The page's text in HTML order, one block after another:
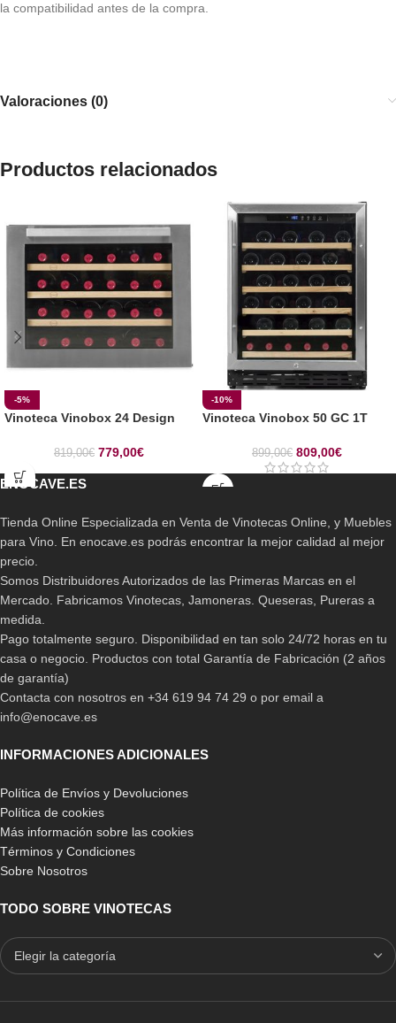
la compatibilidad antes de la compra.
Valoraciones (0)
Productos relacionados
-5%
Vinoteca Vinobox 24 Design
819,00€ 779,00€
-10%
Vinoteca Vinobox 50 GC 1T
899,00€ 809,00€
ENOCAVE.ES
Tienda Online Especializada en Venta de Vinotecas Online, y Muebles
para Vino. En enocave.es podrás encontrar la mejor calidad al mejor
precio.
Somos Distribuidores Autorizados de las Primeras Marcas en el
Mercado. Fabricamos Vinotecas, Jamoneras. Queseras, Pureras a
medida.
Pago totalmente seguro. Disponibilidad en tan solo 24/72 horas en tu
casa o negocio. Productos con total Garantía de Fabricación (2 años
de garantía)
Contacta con nosotros en +34 619 94 74 29 o por email a
info@enocave.es
INFORMACIONES ADICIONALES
Política de Envíos y Devoluciones
Política de cookies
Más información sobre las cookies
Términos y Condiciones
Sobre Nosotros
TODO SOBRE VINOTECAS